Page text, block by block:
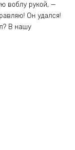
воблу рукой, —
Он удался!
В нашу